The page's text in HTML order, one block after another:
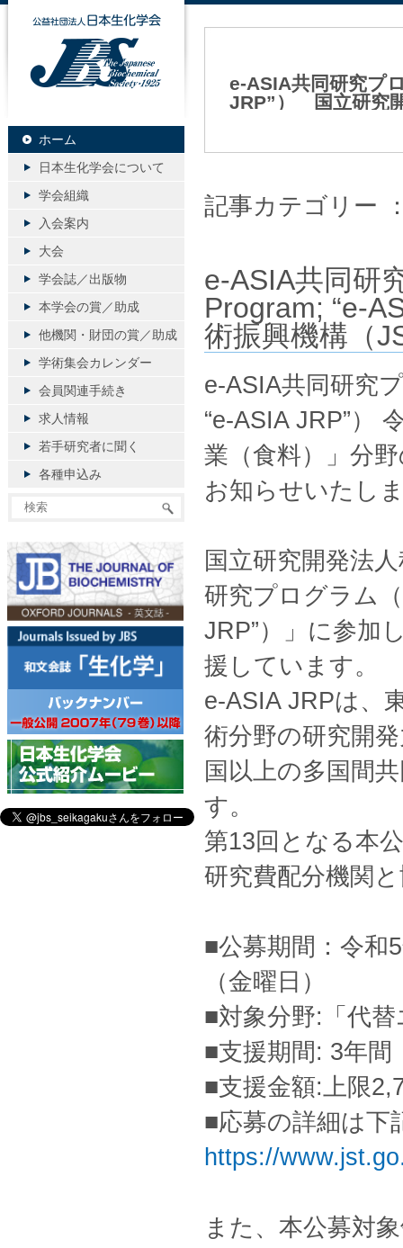
e-ASIA共同研究プ
JRP”） 国立研究
記事カテゴリー
e-ASIA共同研
Program; “e-
術振興機構（
e-ASIA共同研究
“e-ASIA JRP”）
業（食料）」分
お知らせいたし
国立研究開発法
研究プログラム
JRP”）」に参加
援しています。
e-ASIA JRPは、
術分野の研究開
国以上の多国間
す。
第13回となる本
研究費配分機関
■公募期間：令和
（金曜日）
■対象分野:「代
■支援期間: 3年間
■支援金額:上限
■応募の詳細は下
https://
また、本公募対
公益社団法人日本生化学会
ホーム
日本生化学会について
学会組織
入会案内
大会
学会誌／出版物
本学会の賞／助成
他機関・財団の賞／助成
学術集会カレンダー
会員関連手続き
求人情報
若手研究者に聞く
各種申込み